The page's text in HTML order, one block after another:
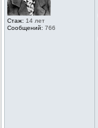
Стаж: 14 лет
Сообщений: 766